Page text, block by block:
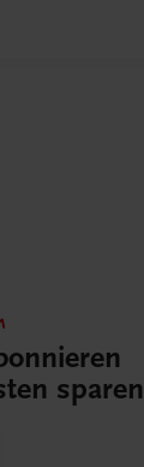
sparen